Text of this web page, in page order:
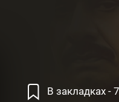
В закладках -